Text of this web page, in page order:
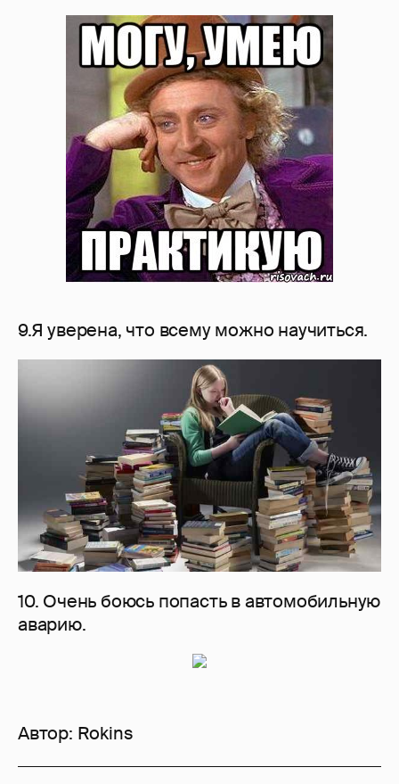
9.Я уверена, что всему можно научиться.
10. Очень боюсь попасть в автомобильную
аварию.
Автор: Rokins